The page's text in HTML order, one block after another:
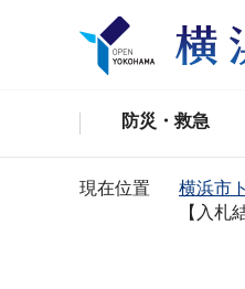
防災・救急
現在位置 横浜市
【入札